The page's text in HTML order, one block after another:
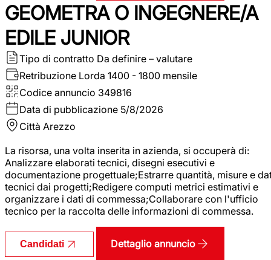
GEOMETRA O INGEGNERE/A
EDILE JUNIOR
Tipo di contratto Da definire – valutare
Retribuzione Lorda 1400 - 1800 mensile
Codice annuncio 349816
Data di pubblicazione 5/8/2026
Città Arezzo
La risorsa, una volta inserita in azienda, si occuperà di:
Analizzare elaborati tecnici, disegni esecutivi e
documentazione progettuale;Estrarre quantità, misure e
tecnici dai progetti;Redigere computi metrici estimativi e
organizzare i dati di commessa;Collaborare con l'ufficio
tecnico per la raccolta delle informazioni di commessa.
Candidati Dettaglio annuncio